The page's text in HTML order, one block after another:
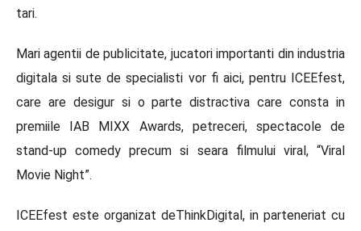
tari.
Mari agentii de publicitate, jucatori importanti din industria
digitala si sute de specialisti vor fi aici, pentru ICEEfest,
care are desigur si o parte distractiva care consta in
premiile IAB MIXX Awards, petreceri, spectacole de
stand-up comedy precum si seara filmului viral, “Viral
Movie Night”.
ICEEfest este organizat deThinkDigital, in parteneriat cu